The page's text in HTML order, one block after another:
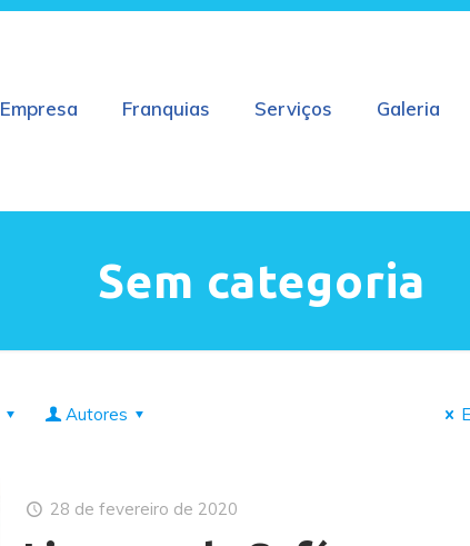
Empresa Franquias Serviços Galeria
Sem categoria
Autores
28 de fevereiro de 2020